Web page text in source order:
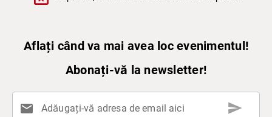
Aflați când va mai avea loc evenimentul!
Abonați-vă la newsletter!
mail Adăugați-vă adresa de email aici send